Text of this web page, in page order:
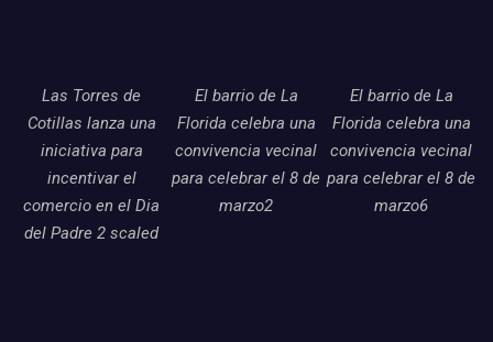
Las Torres de
Cotillas lanza una
iniciativa para
incentivar el
comercio en el Dia
del Padre 2 scaled
El barrio de La
Florida celebra una
convivencia vecinal
para celebrar el 8 de
marzo2
El barrio de La
Florida celebra una
convivencia vecinal
para celebrar el 8 de
marzo6